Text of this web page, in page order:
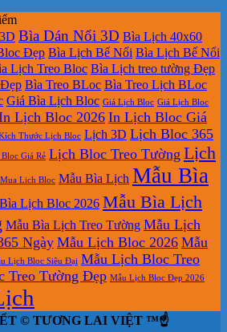
Bìa Dán Nổi 3D Bìa Lịch 40x60
Đẹp Bìa Lịch Bế Nổi Bìa Lịch Bế Nổi
Lịch Treo Bloc Bìa Lịch treo tường Đẹp
Bìa Treo BLoc Bìa Treo Lịch BLoc
Giá Bìa Lịch Bloc Giá Lịch Bloc Giá Lịch Bloc
Lịch Bloc 2026 In Lịch Bloc Giá
Thước Lịch Bloc Lịch 3D Lịch Bloc 365
Giá Rẻ Lịch Bloc Treo Tường Lịch
Mua Lich Bloc Mẫu Bìa Lịch Mẫu Bìa
Lịch Bloc 2026 Mẫu Bìa Lịch
Mẫu Bìa Lịch Treo Tường Mẫu Lịch
Ngày Mẫu Lịch Bloc 2026 Mẫu
Lịch Bloc Siêu Đại Mẫu Lịch Bloc Treo
Treo Tường Đẹp Mẫu Lịch Bloc Đẹp 2026
© TƯƠNG LAI VIỆT ™☝️